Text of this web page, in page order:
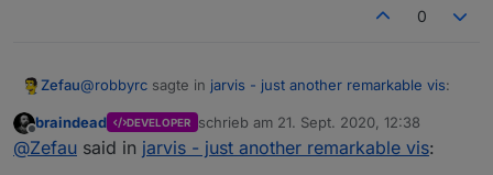
Beispiel: Karte (Vollbild)
willst. Hier gibt es für das Modul StateList die
einzufügen:
0
Zefau@robbyrc sagte in jarvis - just another remarkable vis:
Ich finde in keinem der Fenster (Geräte neu
Offline
braindead DEVELOPER schrieb am 21. Sept. 2020, 12:38
zuletzt editiert von
@Zefau said in jarvis - just another remarkable vis: